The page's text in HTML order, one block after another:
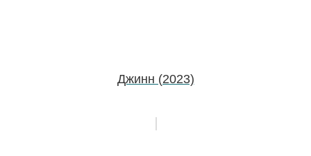
Джинн (2023)